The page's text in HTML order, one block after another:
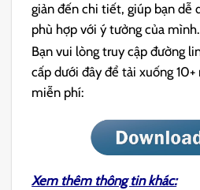
giản đến chi tiết, giúp bạn dễ
phù hợp với ý tưởng của mình.
Bạn vui lòng truy cập đường
cấp dưới đây để tải xuống
miễn phí:
Xem thêm thông tin khác: